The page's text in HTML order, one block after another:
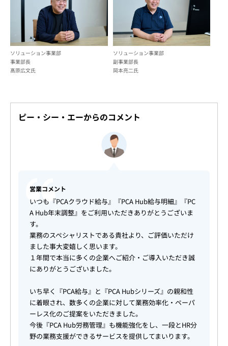
ソリューション事業部
事業部長
髙原広文氏
ソリューション事業部
副事業部長
岡本亮二氏
ピー・シー・エーからのコメント
営業コメント
いつも『PCAクラウド給与』『PCA Hub給与明細』『PC
A Hub年末調整』をご利用いただきありがとうございま
す。
業務のスペシャリストである貴社より、ご評価いただけ
ました事大変嬉しく思います。
１年間で本当に多くの企業へご紹介・ご導入いただき誠
にありがとうございました。
いち早く『PCA給与』と『PCA Hubシリーズ』の親和性
に着眼され、数多くの企業に対して業務効率化・ペーパ
ーレス化のご提案をいただきました。
今後『PCA Hub労務管理』も機能強化をし、一段とHR分
野の業務支援ができるサービスを提供してまいります。